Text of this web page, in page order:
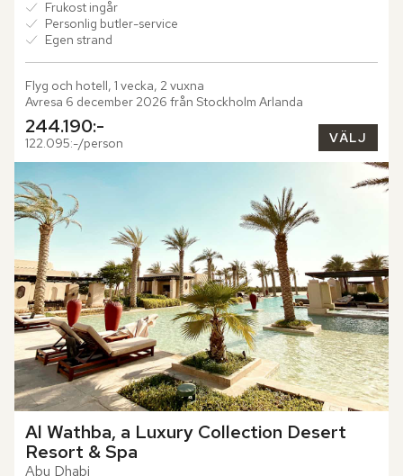
Frukost ingår
Personlig butler-service
Egen strand
Flyg och hotell, 1 vecka, 2 vuxna
Avresa 6 december 2026 från Stockholm Arlanda
244.190:-
122.095:-/person VÄLJ
Al Wathba, a Luxury Collection Desert
Resort & Spa
Abu Dhabi